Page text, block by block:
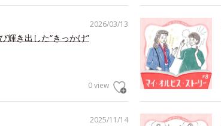
2026/03/13
輝き出した“きっかけ”
0 view
2025/11/14